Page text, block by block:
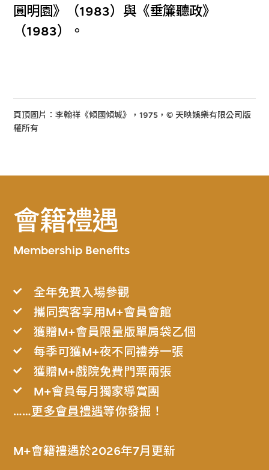
圓明園》（1983）與《垂簾聽政》
（1983）。
頁頂圖片：李翰祥《傾國傾城》，1975，© 天映娛樂有限公司版
權所有
會籍禮遇
Membership Benefits
全年免費入場參觀
攜同賓客享用M+會員會館
獲贈M+會員限量版單肩袋乙個
每季可獲M+夜不同禮券一張
獲贈M+戲院免費門票兩張
M+會員每月獨家導賞團
……更多會員禮遇等你發掘！
M+會籍禮遇於2026年7月更新